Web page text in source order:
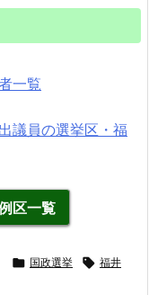
一覧
議員の選挙区・福
区一覧
 国政選挙  福井